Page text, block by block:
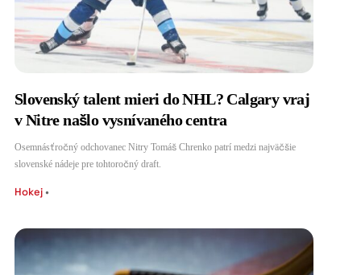
Slovenský talent mieri do NHL? Calgary vraj
v Nitre našlo vysnívaného centra
Osemnásťročný odchovanec Nitry Tomáš Chrenko patrí medzi najväčšie
slovenské nádeje pre tohtoročný draft.
Hokej•